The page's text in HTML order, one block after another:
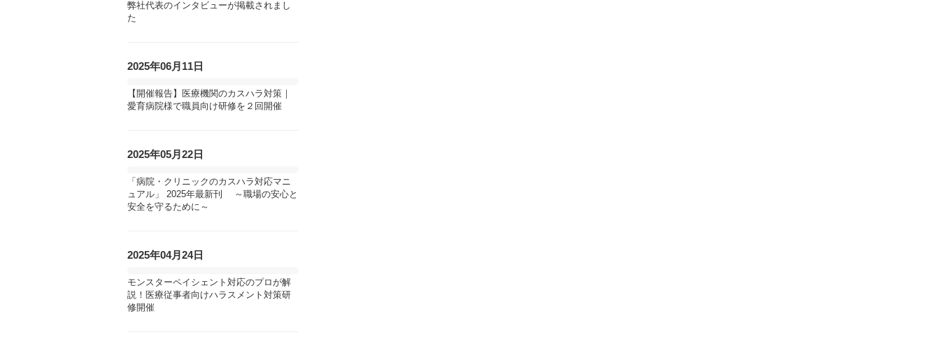
弊社代表のインタビューが掲載されまし
た
2025年06月11日
【開催報告】医療機関のカスハラ対策｜
愛育病院様で職員向け研修を２回開催
2025年05月22日
「病院・クリニックのカスハラ対応マニ
ュアル」 2025年最新刊 ～職場の安心と
安全を守るために～
2025年04月24日
モンスターペイシェント対応のプロが解
説！医療従事者向けハラスメント対策研
修開催